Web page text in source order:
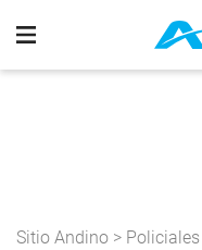
Sitio Andino > Policiales